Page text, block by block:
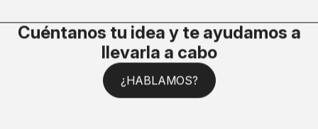
Cuéntanos tu idea y te ayudamos a
llevarla a cabo
¿HABLAMOS?